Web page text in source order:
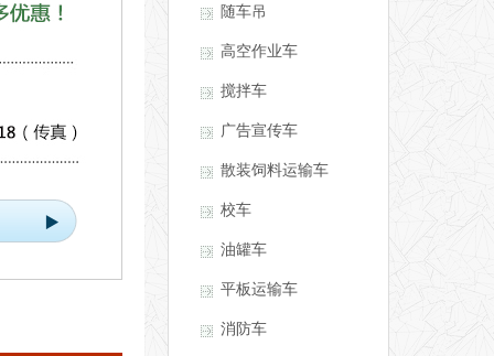
随车吊
高空作业车
搅拌车
广告宣传车
散装饲料运输车
校车
油罐车
平板运输车
消防车